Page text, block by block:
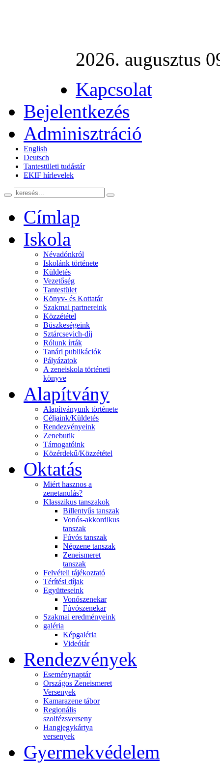
2026. augusztus
Kapcsolat
Bejelentkezés
Adminisztráció
English
Deutsch
Tantestületi tudástár
EKIF hírlevelek
Címlap
Iskola
Névadónkról
Iskolánk története
Küldetés
Vezetőség
Tantestület
Könyv- és Kottatár
Szakmai partnereink
Közzététel
Büszkeségeink
Sztárcsevich-díj
Rólunk írták
Tanári publikációk
Pályázatok
A zeneiskola történeti
könyve
Alapítvány
Alapítványunk története
Céljaink/Küldetés
Rendezvényeink
Zenebutik
Támogatóink
Közérdekű/Közzététel
Oktatás
Miért hasznos a
zenetanulás?
Klasszikus tanszakok
Billentyűs tanszak
Vonós-akkordikus
tanszak
Fúvós tanszak
Népzene tanszak
Zeneismeret
tanszak
Felvételi tájékoztató
Térítési díjak
Együtteseink
Vonószenekar
Fúvószenekar
Szakmai eredményeink
galéria
Képgaléria
Videótár
Rendezvények
Eseménynaptár
Országos Zeneismeret
Versenyek
Kamarazene tábor
Regionális
szolfézsverseny
Hangjegykártya
versenyek
Gyermekvédelem